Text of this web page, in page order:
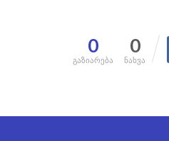
0
გაზიარება
0
ნახვა